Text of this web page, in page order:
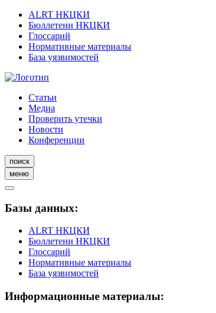
ALRT НКЦКИ
Бюллетени НКЦКИ
Глоссарий
Нормативные материалы
База уязвимостей
Статьи
Медиа
Проверить утечки
Новости
Конференции
поиск
меню
Базы данных:
ALRT НКЦКИ
Бюллетени НКЦКИ
Глоссарий
Нормативные материалы
База уязвимостей
Информационные материалы: